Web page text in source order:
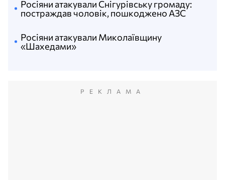
Росіяни атакували Миколаївщину
«Шахедами»
Росіяни атакували Снігурівську громаду:
постраждав чоловік, пошкоджено АЗС
РЕКЛАМА